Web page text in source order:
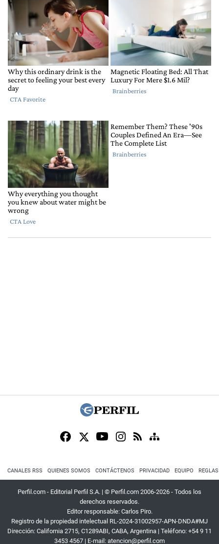
CANALES RSS QUIENES SOMOS CONTÁCTENOS PRIVACIDAD EQUIPO
Perfil.com - Editorial Perfil S.A. | © Perfil.com 2006-2026 - Todos los
derechos reservados.
Editor responsable: Carlos Piro.
Registro de la propiedad intelectual RL-2024-31002957-APN-DNDA#MJ
Dirección: California 2715, C1289ABI, CABA, Argentina | Teléfono: +54 9 11
3453 4567 | E-mail: atencion@perfil.com